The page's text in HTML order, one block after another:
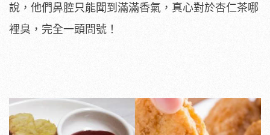
說，他們鼻腔只能聞到滿滿香氣，真心對於杏仁茶哪
裡臭，完全一頭問號！